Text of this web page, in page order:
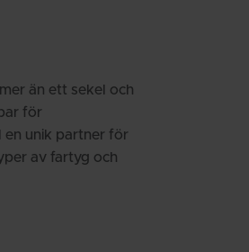
än ett sekel och
för
en unik partner för
av fartyg och